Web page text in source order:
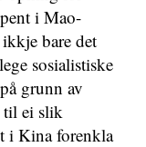
i Mao-
bare det
sosialistiske
grunn av
til ei slik
i Kina forenkla